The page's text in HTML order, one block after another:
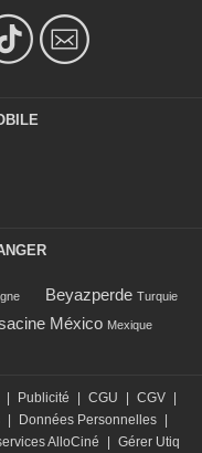
Beyazperde Turquie
México Mexique
Publicité CGU CGV
Données Personnelles
AlloCiné Gérer Utiq